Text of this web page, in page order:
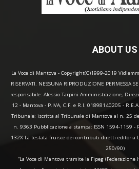
ABOUT US
La Voce di Mantova - Copyright(C)1999-2019
RISERVATI. NESSUNA RIPRODUZIONE PERMESSA
responsabile: Alessio Tarpini Amministrazione,
12 - Mantova - P.IVA, C.F. e R.I. 01898140205 -
Tribunale: iscritta al Tribunale di Mantova al n. 25
n. 9363 Pubblicazione a stampa: ISSN 1594-1159 -
132X La testata fruisce dei contributi diretti editoria
250/90)
“La Voce di Mantova tramite la Fipeg